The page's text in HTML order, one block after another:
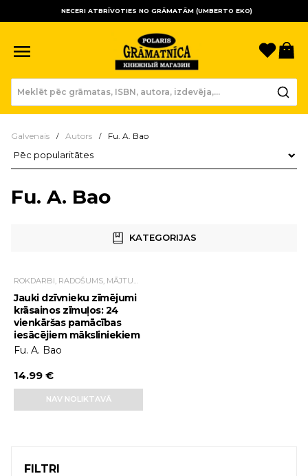
NECERI ATBRĪVOTIES NO GRĀMATĀM (UMBERTO EKO)
Galvenais Autors Fu. A. Bao
Fu. A. Bao
KATEGORIJAS
FILTRI
Jauki dzīvnieku zīmējumi
krāsainos zīmuļos: 24
vienkāršas pamācības
iesācējiem māksliniekiem
Fu. A. Bao
14.99 €
NAV NOLIKTAVĀ